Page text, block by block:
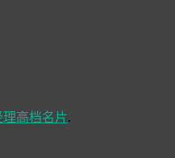
高档名片.